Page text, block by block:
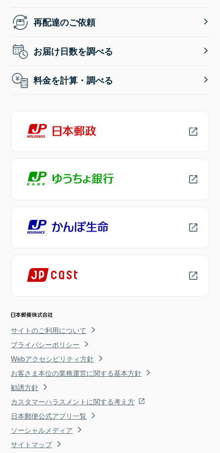
再配達のご依頼
お届け日数を調べる
料金を計算・調べる
サイトのご利用について
プライバシーポリシー
Webアクセシビリティ方針
お客さま本位の業務運営に関する基本方針
勧誘方針
カスタマーハラスメントに関する考え方
日本郵便公式アプリ一覧
ソーシャルメディア
サイトマップ